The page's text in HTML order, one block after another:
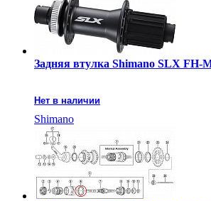
Задняя втулка Shimano SLX FH-
Нет в наличии
Shimano